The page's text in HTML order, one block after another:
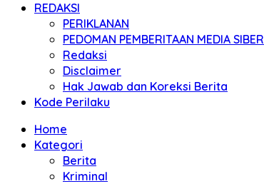
REDAKSI
PERIKLANAN
PEDOMAN PEMBERITAAN MEDIA SIBER
Redaksi
Disclaimer
Hak Jawab dan Koreksi Berita
Kode Perilaku
Home
Kategori
Berita
Kriminal